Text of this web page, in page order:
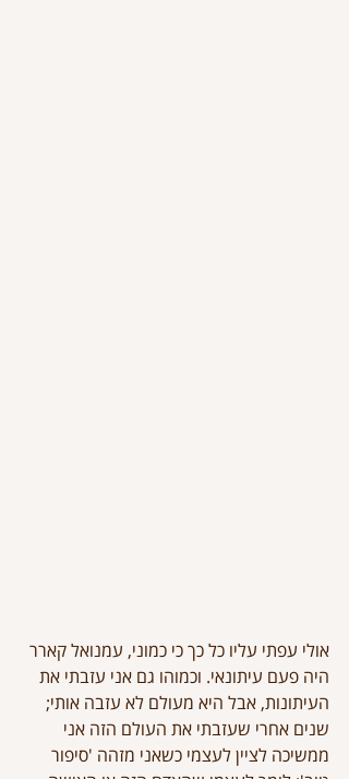
אולי עפתי עליו כל כך כי כמוני, עמנואל קארר
היה פעם עיתונאי. וכמוהו גם אני עזבתי את
העיתונות, אבל היא מעולם לא עזבה אותי;
שנים אחרי שעזבתי את העולם הזה אני
ממשיכה לציין לעצמי כשאני מזהה 'סיפור